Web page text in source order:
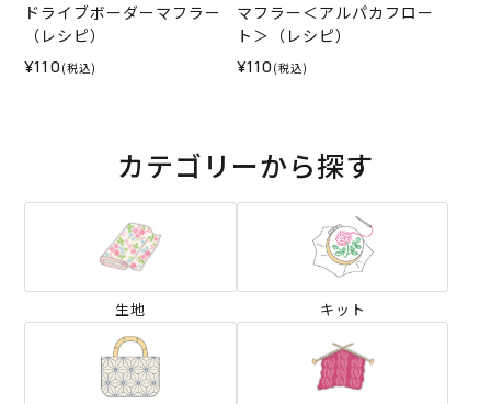
ドライブボーダーマフラー
（レシピ）
¥110 (税込)
マフラー＜アルパカフロー
ト＞（レシピ）
¥110 (税込)
カテゴリーから探す
生地 キット